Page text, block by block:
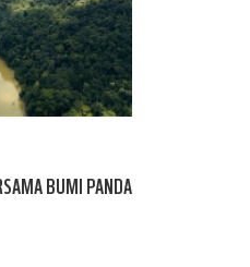
BUMI PANDA